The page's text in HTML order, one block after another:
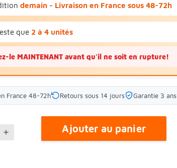
demain - Livraison en France sous 48-72h
que 2 à 4 unités
le MAINTENANT avant qu'il ne soit en rupture!
France 48-72h Retours sous 14 jours Garantie 3 ans
Ajouter au panier